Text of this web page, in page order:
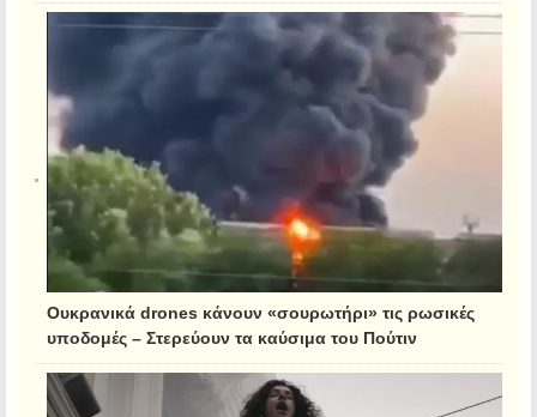
Ουκρανικά drones κάνουν «σουρωτήρι» τις ρωσικές
υποδομές – Στερεύουν τα καύσιμα του Πούτιν